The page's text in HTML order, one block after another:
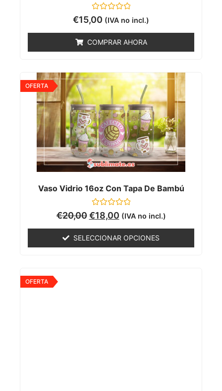
Valorado
con
5
€15,00 (IVA no incl.)
COMPRAR AHORA
Vaso Vidrio 16oz Con Tapa De Bambú
Valorado
con
5
OFERTA
€20,00 €18,00 (IVA no incl.)
SELECCIONAR OPCIONES
OFERTA